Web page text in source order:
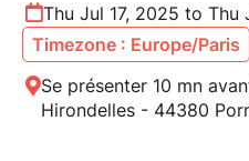
Thu Jul 17, 2025 to Thu
Timezone : Europe/Paris
Se présenter 10 mn
Hirondelles - 44380